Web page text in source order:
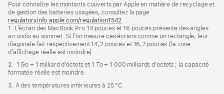
de
page
de
bas
de
page
Pour connaître les montants couverts par Apple en matière de recyclage et
de gestion des batteries usagées, consultez la page
regulatoryinfo.apple.com/regulation1542
dans
une
nouvelle
1. L’écran des MacBook Pro 14 pouces et 16 pouces présente des angles
arrondis au sommet. Si l’on mesure ces écrans comme un rectangle, leur
diagonale fait respectivement 14,2 pouces et 16,2 pouces (la zone
d’affichage réelle est moindre).
2. 1 Go = 1 milliard d’octets et 1 To = 1 000 milliards d’octets ; la capacité
formatée réelle est moindre.
3. À des températures inférieures à 25 °C.